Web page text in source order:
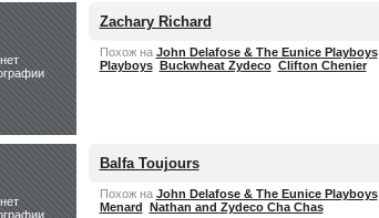
нет
Zachary Richard
Похож на John Delafose & The Eunice Playboys
Playboys Buckwheat Zydeco Clifton Chenier
нет
Balfa Toujours
Похож на John Delafose & The Eunice Playboys
Menard Nathan and Zydeco Cha Chas